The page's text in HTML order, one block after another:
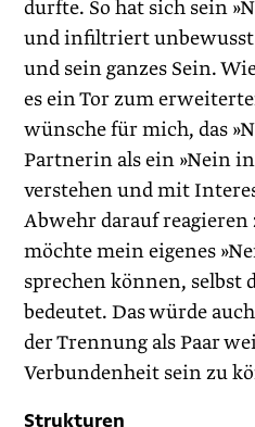
durfte. So hat sich sein
und infiltriert unbewusst
und sein ganzes Sein.
es ein Tor zum
wünsche für mich, das
Partnerin als ein »Nein
verstehen und mit
Abwehr darauf
möchte mein eigenes
sprechen können, selbst
bedeutet. Das würde
der Trennung als Paar
Verbundenheit sein zu
Strukturen